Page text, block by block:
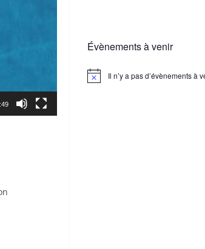
Évènements à venir
N
Il n’y a pas d’évènements à